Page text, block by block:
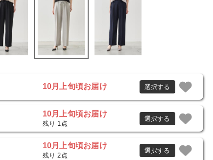
10月上旬頃お届け 選択する
10月上旬頃お届け
残り 1点
選択する
10月上旬頃お届け
残り 2点
選択する